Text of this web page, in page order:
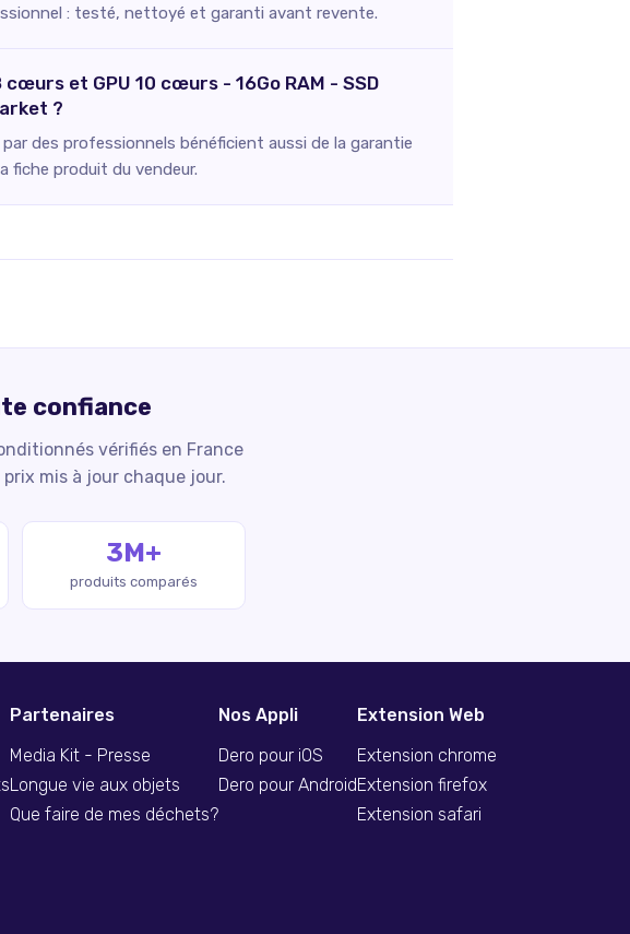
: testé, nettoyé et garanti avant revente.
et GPU 10 cœurs - 16Go RAM - SSD
?
des professionnels bénéficient aussi de la garantie
fiche produit du vendeur.
confiance
vérifiés en France
mis à jour chaque jour.
3M+
produits comparés
Partenaires
Media Kit - Presse
Longue vie aux objets
Que faire de mes déchets?
Nos Appli
Dero pour iOS
Dero pour Android
Extension Web
Extension chrome
Extension firefox
Extension safari